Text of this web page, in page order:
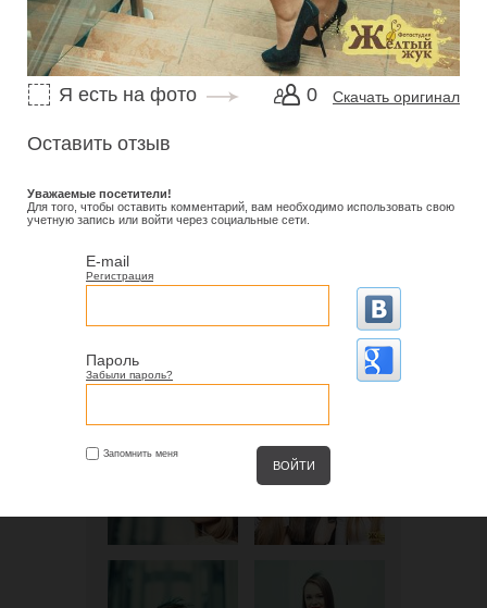
Скачать оригинал
0
Я есть на фото
Оставить отзыв
Уважаемые посетители!
Для того, чтобы оставить комментарий, вам необходимо использовать свою
учетную запись или войти через социальные сети.
E-mail
Регистрация
Пароль
Забыли пароль?
Запомнить меня